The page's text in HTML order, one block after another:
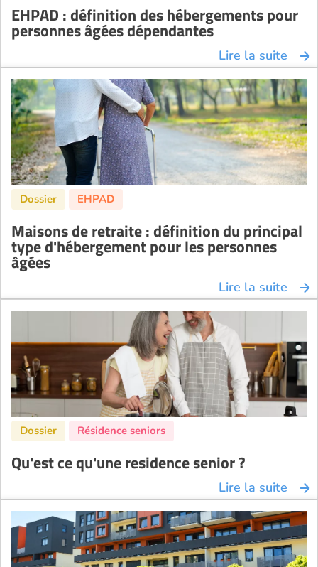
EHPAD : définition des hébergements pour
personnes âgées dépendantes
Lire la suite
Maisons de retraite : définition du principal
type d'hébergement pour les personnes
âgées
Lire la suite
Qu'est ce qu'une residence senior ?
Lire la suite